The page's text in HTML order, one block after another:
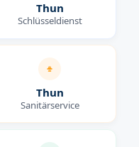
Thun
Schlüsseldienst
Thun
Sanitärservice